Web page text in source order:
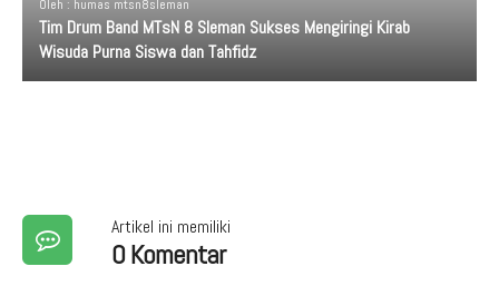
Oleh : humas mtsn8sleman
Tim Drum Band MTsN 8 Sleman Sukses Mengiringi Kirab
Wisuda Purna Siswa dan Tahfidz
Artikel ini memiliki
0 Komentar